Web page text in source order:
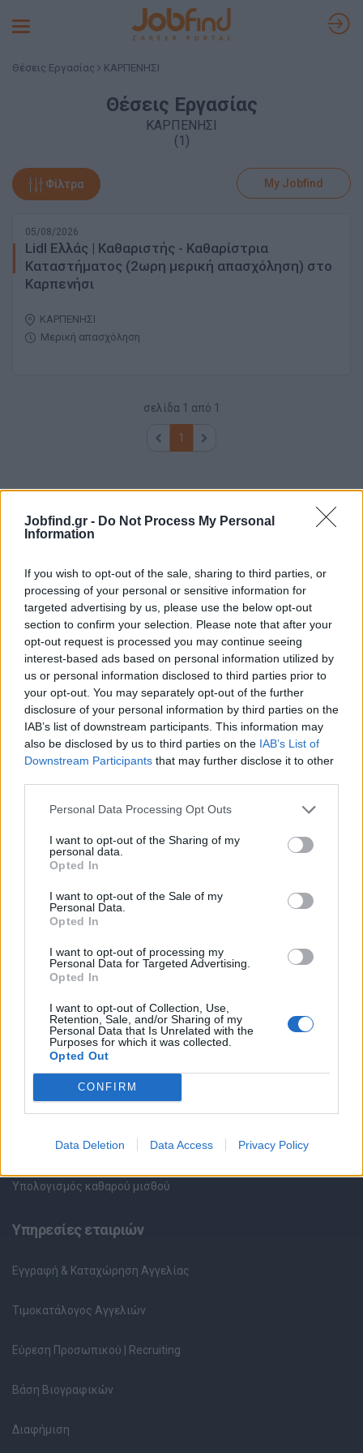
Jobfind.gr - Do Not Process My Personal
Information
If you wish to opt-out of the sale, sharing to third parties, or
processing of your personal or sensitive information for
targeted advertising by us, please use the below opt-out
section to confirm your selection. Please note that after your
opt-out request is processed you may continue seeing
interest-based ads based on personal information utilized by
us or personal information disclosed to third parties prior to
your opt-out. You may separately opt-out of the further
disclosure of your personal information by third parties on the
IAB’s list of downstream participants. This information may
also be disclosed by us to third parties on the IAB’s List of
Downstream Participants that may further disclose it to other
Personal Data Processing Opt Outs
I want to opt-out of the Sharing of my
personal data.
Opted In
I want to opt-out of the Sale of my
Personal Data.
Opted In
I want to opt-out of processing my
Personal Data for Targeted Advertising.
Opted In
I want to opt-out of Collection, Use,
Retention, Sale, and/or Sharing of my
Personal Data that Is Unrelated with the
Purposes for which it was collected.
Opted Out
CONFIRM
Data Deletion Data Access Privacy Policy
Toggle
Θέσεις Εργασίας ΚΑΡΠΕΝΗΣΙ
Θέσεις Εργασίας
ΚΑΡΠΕΝΗΣΙ
(1)
Φίλτρα My Jobfind
05/08/2026
Lidl Ελλάς | Καθαριστής - Καθαρίστρια
Καταστήματος (2ωρη μερική απασχόληση) στο
Καρπενήσι
ΚΑΡΠΕΝΗΣΙ
Μερική απασχόληση
σελίδα 1 από 1
1
Θέσεις εργασίας
Θέσεις Εργασίας ανά Ειδικότητα
Θέσεις Εργασίας ανά Εταιρεία
Κέντρο Βοήθειας
Καταχώρηση Online Βιογραφικού
Συμβουλές Καριέρας
HR corner
Ερωτήσεις συνεντεύξεων
Υπολογισμός καθαρού μισθού
Υπηρεσίες εταιριών
Εγγραφή & Καταχώρηση Αγγελίας
Τιμοκατάλογος Αγγελιών
Εύρεση Προσωπικού | Recruiting
Βάση Βιογραφικών
Διαφήμιση